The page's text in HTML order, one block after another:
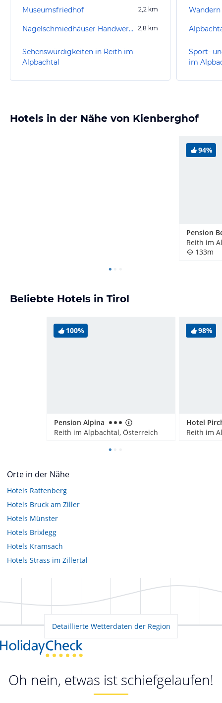
Museumsfriedhof 2,2 km
Nagelschmiedhäuser Handwerkskunst-Museum 2,8 km
Sehenswürdigkeiten in Reith im
Alpbachtal
Sport-
im
Hotels in der Nähe von Kienberghof
94%
Pension
Reith im
133m
Beliebte Hotels in Tirol
100%
Pension Alpina
Reith im Alpbachtal, Österreich
98%
Hotel
Reith im
Orte in der Nähe
Hotels Rattenberg
Hotels Bruck am Ziller
Hotels Münster
Hotels Brixlegg
Hotels Kramsach
Hotels Strass im Zillertal
Detaillierte Wetterdaten der Region
Oh nein, etwas ist schiefgelaufen!